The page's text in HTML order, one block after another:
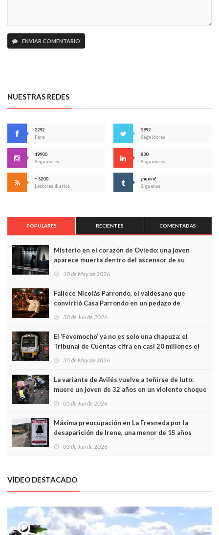
ENVIAR COMENTARIO
NUESTRAS REDES
2292
Fans
5992
Seguidores
19900
Seguidores
830
Seguidores
+ 6200
Lectores diarios
¡nuevo!
Síguenos
POPULARES RECIENTES COMENTADAS
Misterio en el corazón de Oviedo: una joven
aparece muerta dentro del ascensor de su
edificio y las cámaras captan sus últimos minutos
10 de May de 2026
Fallece Nicolás Parrondo, el valdesano que
convirtió Casa Parrondo en un pedazo de
Asturias en Madrid
30 de Jun de 2026
El ‘Fevemocho’ ya no es solo una chapuza: el
Tribunal de Cuentas cifra en casi 20 millones el
sobrecoste de los trenes que no cabían por los
30 de May de 2026
La variante de Avilés vuelve a teñirse de luto:
muere un joven de 32 años en un violento choque
frontal
05 de Jun de 2026
Máxima preocupación en La Fresneda por la
desaparición de Irene, una menor de 15 años
03 de Jun de 2026
VÍDEO DESTACADO